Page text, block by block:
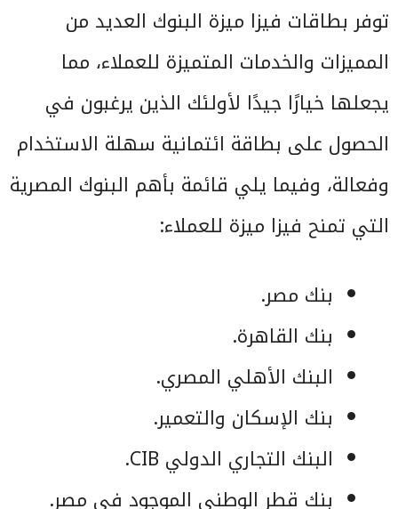
توفر بطاقات فيزا ميزة البنوك العديد من
المميزات والخدمات المتميزة للعملاء، مما
يجعلها خيارًا جيدًا لأولئك الذين يرغبون في
الحصول على بطاقة ائتمانية سهلة الاستخدام
وفعالة، وفيما يلي قائمة بأهم البنوك المصرية
التي تمنح فيزا ميزة للعملاء:
بنك مصر.
بنك القاهرة.
البنك الأهلي المصري.
بنك الإسكان والتعمير.
البنك التجاري الدولي CIB.
بنك قطر الوطني الموجود في مصر.